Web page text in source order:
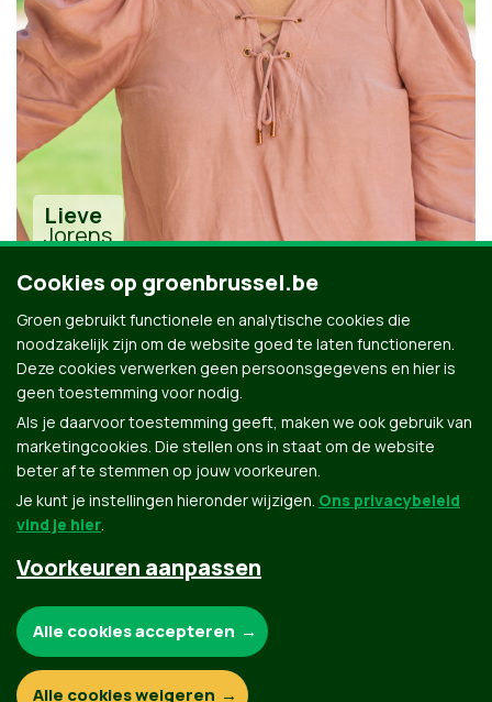
Lieve
Jorens
Alle kandidaten uit Oudergem
Groen.be
Contact Privacybeleid
Cookies op groenbrussel.be
Groen gebruikt functionele en analytische cookies die
noodzakelijk zijn om de website goed te laten functioneren.
Deze cookies verwerken geen persoonsgegevens en hier is
geen toestemming voor nodig.
Als je daarvoor toestemming geeft, maken we ook gebruik van
marketingcookies. Die stellen ons in staat om de website
beter af te stemmen op jouw voorkeuren.
Je kunt je instellingen hieronder wijzigen. Ons privacybeleid
vind je hier.
Voorkeuren aanpassen
Functionele en analytische cookies:
Alle cookies accepteren
Alle cookies weigeren